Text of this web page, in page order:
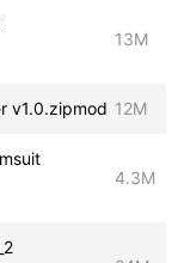
13M
v1.0.zipmod 12M
4.3M